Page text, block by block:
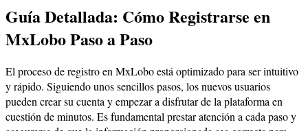
Guía Detallada: Cómo Registrarse en
MxLobo Paso a Paso
El proceso de registro en MxLobo está optimizado para ser intuitivo
y rápido. Siguiendo unos sencillos pasos, los nuevos usuarios
pueden crear su cuenta y empezar a disfrutar de la plataforma en
cuestión de minutos. Es fundamental prestar atención a cada paso y